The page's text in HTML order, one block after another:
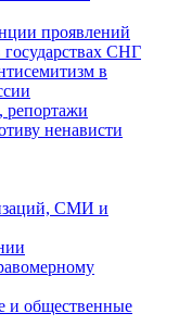
проявлений
государствах СНГ
в
репортажи
ненависти
СМИ и
и общественные